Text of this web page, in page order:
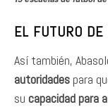
EL FUTURO
Así también,
autoridadespara
su capacidad para